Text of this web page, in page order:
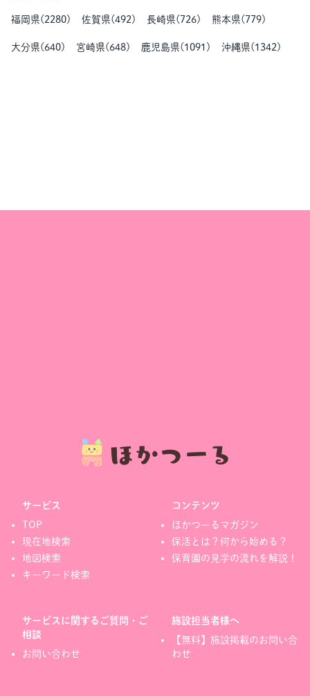
福岡県( 2280) 佐賀県(492 ) 長崎県( 726) 熊本県( 779)
大分県( 640) 宮崎県( 648) 鹿児島県( 1091 ) 沖縄県( 1342 )
サービス
TOP
現在地検索
地図検索
キーワード検索
コンテンツ
ほかつーるマガジン
保活とは？何から始める？
保育園の見学の流れを解説！
サービスに関するご質問・ご
相談
お問い合わせ
施設担当者様へ
【無料】施設掲載のお問い合
わせ